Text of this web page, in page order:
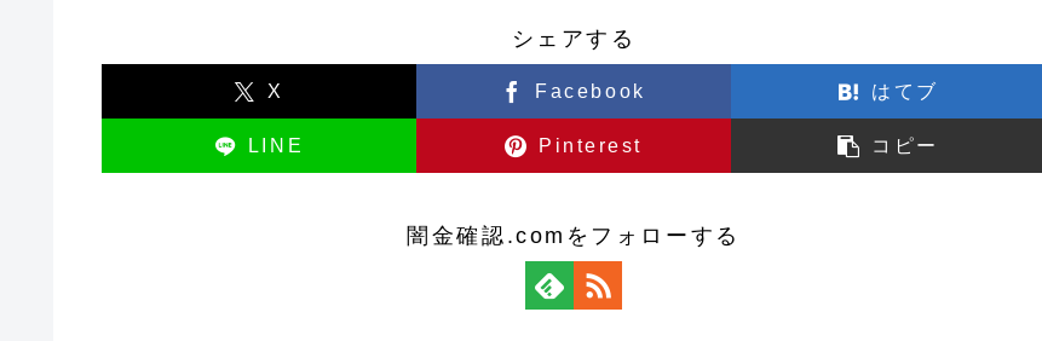
シェアする
X Facebook はてブ
LINE Pinterest コピー
闇金確認.comをフォローする